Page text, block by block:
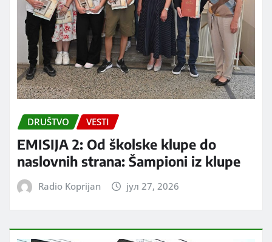
DRUŠTVO VESTI
EMISIJA 2: Od školske klupe do
naslovnih strana: Šampioni iz klupe
Radio Koprijan јул 27, 2026